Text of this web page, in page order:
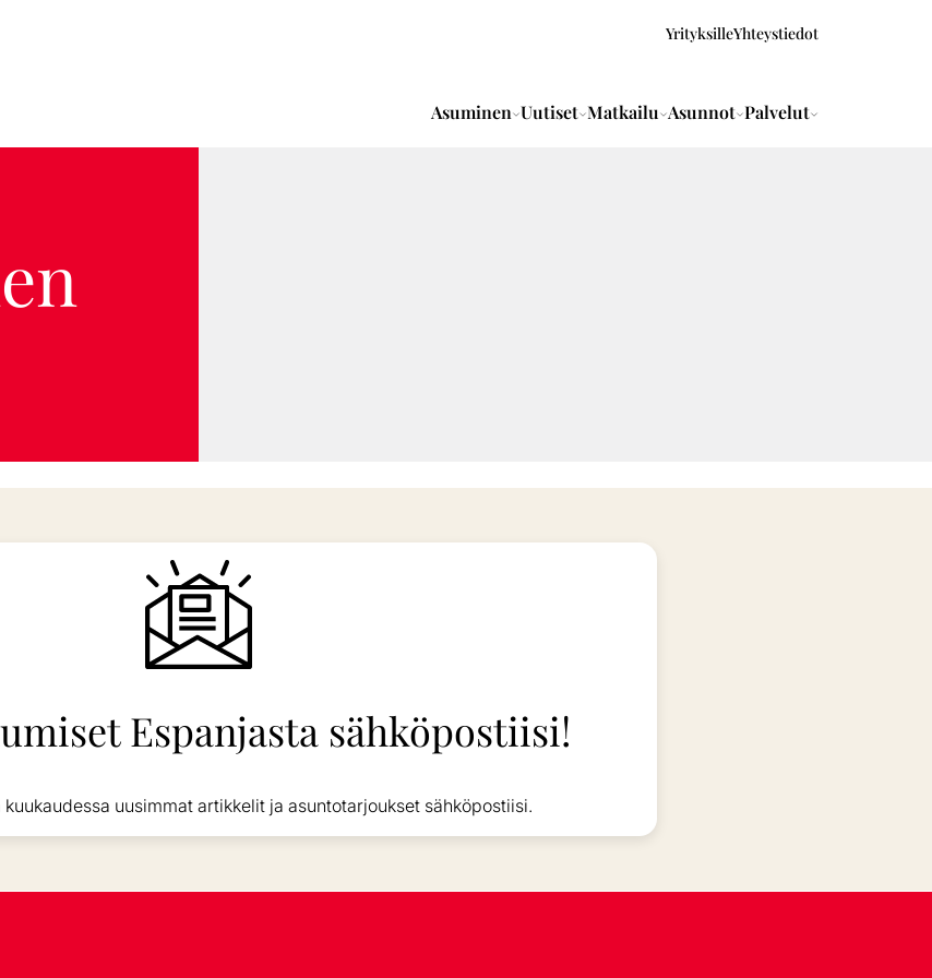
YrityksilleYhteystiedot
Asuminen Uutiset Matkailu Asunnot Palvelut
Espanjasta sähköpostiisi!
kuukaudessa uusimmat artikkelit ja asuntotarjoukset sähköpostiisi.